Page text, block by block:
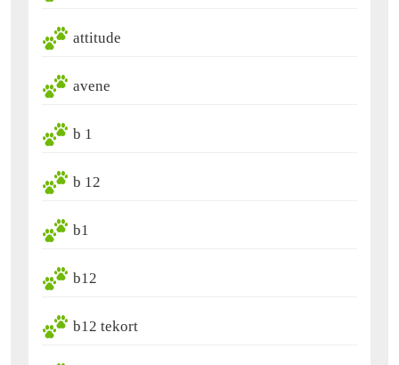
attitude
avene
b 1
b 12
b1
b12
b12 tekort